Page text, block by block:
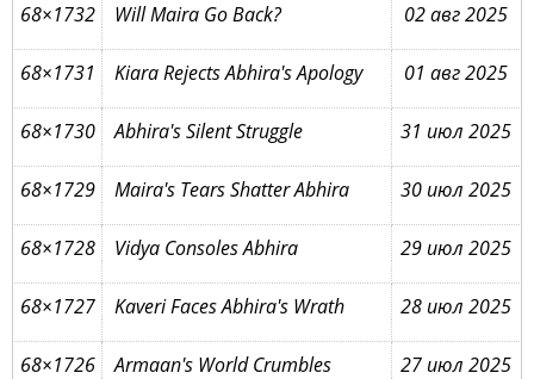
68×1732 Will Maira Go Back? 02 авг 2025
68×1731 Kiara Rejects Abhira's Apology 01 авг 2025
68×1730 Abhira's Silent Struggle 31 июл 2025
68×1729 Maira's Tears Shatter Abhira 30 июл 2025
68×1728 Vidya Consoles Abhira 29 июл 2025
68×1727 Kaveri Faces Abhira's Wrath 28 июл 2025
68×1726 Armaan's World Crumbles 27 июл 2025